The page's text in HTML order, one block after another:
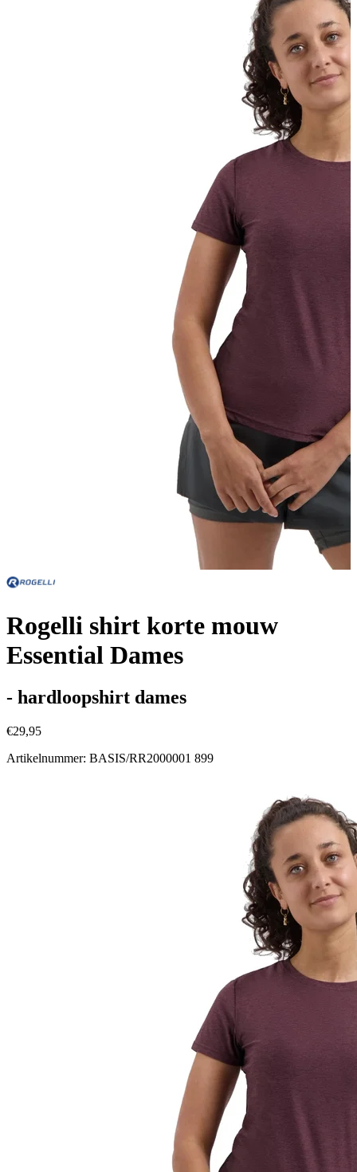
Rogelli shirt korte mouw
Essential Dames
- hardloopshirt dames
€29,95
Artikelnummer: BASIS/RR2000001 899